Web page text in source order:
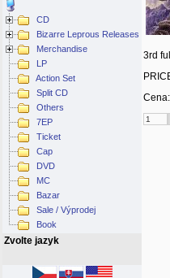
CD
Bizarre Leprous Releases
Merchandise
LP
Action Set
Split CD
Others
7EP
Ticket
Cap
DVD
MC
Bazar
Sale / Výprodej
Book
Zvolte jazyk
3rd
Cena: